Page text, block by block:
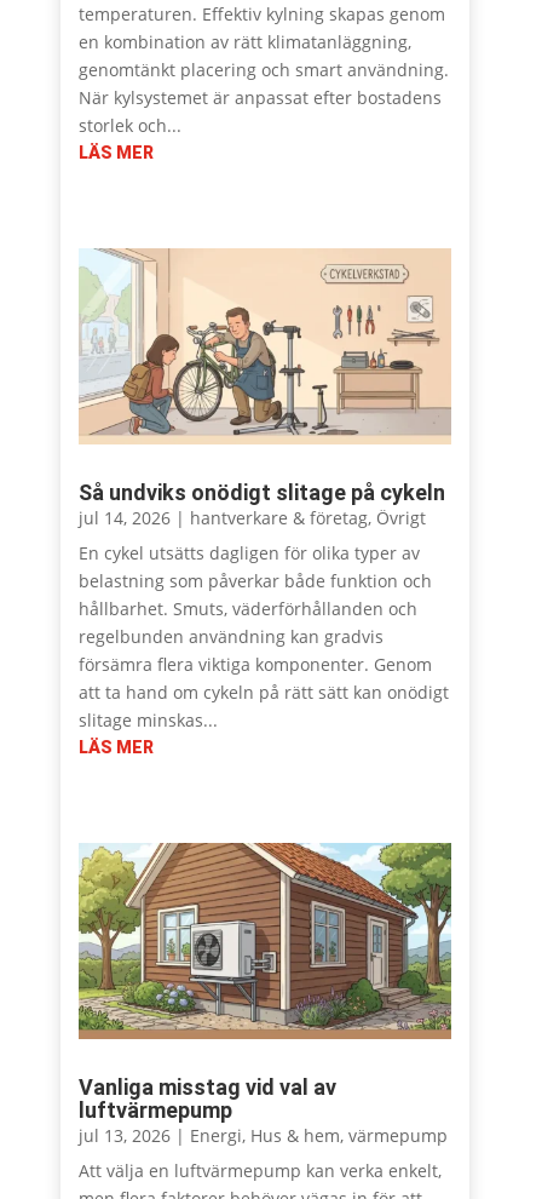
temperaturen. Effektiv kylning skapas genom
en kombination av rätt klimatanläggning,
genomtänkt placering och smart användning.
När kylsystemet är anpassat efter bostadens
storlek och...
LÄS MER
Så undviks onödigt slitage på cykeln
jul 14, 2026| hantverkare & företag, Övrigt
En cykel utsätts dagligen för olika typer av
belastning som påverkar både funktion och
hållbarhet. Smuts, väderförhållanden och
regelbunden användning kan gradvis
försämra flera viktiga komponenter. Genom
att ta hand om cykeln på rätt sätt kan onödigt
slitage minskas...
LÄS MER
Vanliga misstag vid val av
luftvärmepump
jul 13, 2026| Energi, Hus & hem, värmepump
Att välja en luftvärmepump kan verka enkelt,